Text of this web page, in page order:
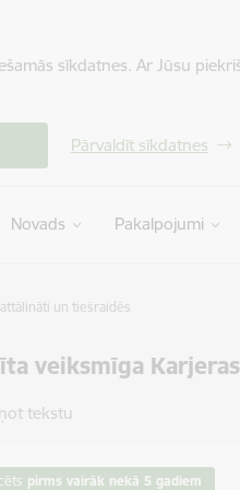
sīkdatnes. Ar Jūsu
Pārvaldīt sīkdatnes
Novads Pakalpojumi
un tiešraidēs
veiksmīga
tekstu
pirms vairāk nekā 5 gadiem